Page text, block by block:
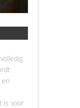
en
is voor